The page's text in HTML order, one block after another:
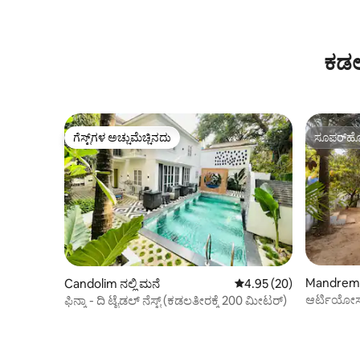
ಗೆಸ್ಟ್‌ಗಳ ಅಚ್ಚುಮೆಚ್ಚಿನದು
ಗೆಸ್ಟ್‌ಗಳ ಅಚ್ಚುಮೆಚ್ಚಿನದು
Candolim ನಲ್ಲಿ ಮನೆ 5 ರಲ್ಲಿ 4.95 ಸರಾಸರಿ
4.95 (20)
ಫಿನ್ಕಾ - ದಿ ಟೈಡಲ್ ನೆಸ್ಟ್ (ಕಡಲತೀರಕ್ಕೆ 200 ಮೀಟರ್)